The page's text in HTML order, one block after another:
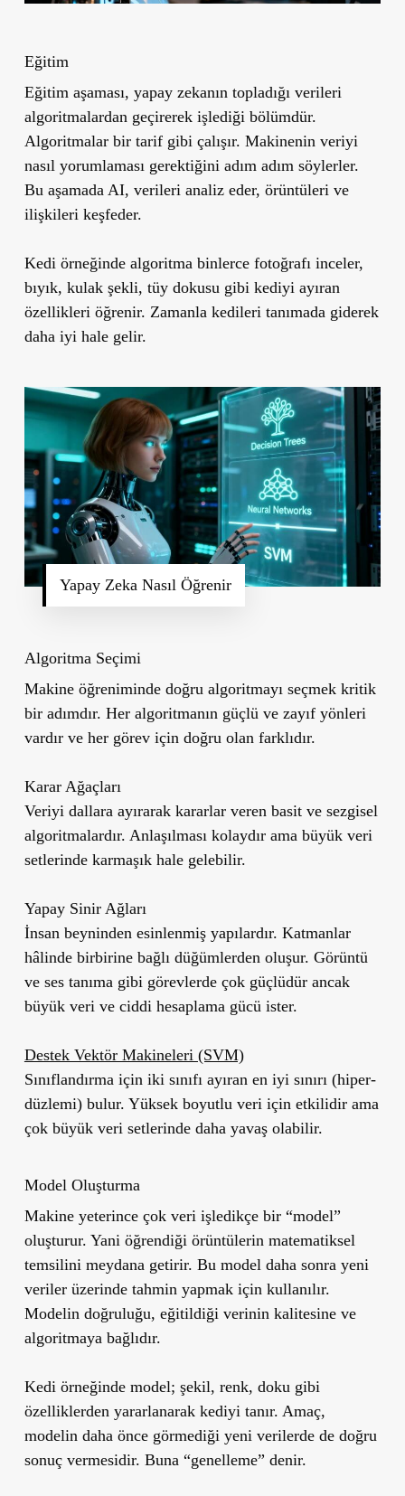
Eğitim
Eğitim aşaması, yapay zekanın topladığı verileri
algoritmalardan geçirerek işlediği bölümdür.
Algoritmalar bir tarif gibi çalışır. Makinenin veriyi
nasıl yorumlaması gerektiğini adım adım söylerler.
Bu aşamada AI, verileri analiz eder, örüntüleri ve
ilişkileri keşfeder.
Kedi örneğinde algoritma binlerce fotoğrafı inceler,
bıyık, kulak şekli, tüy dokusu gibi kediyi ayıran
özellikleri öğrenir. Zamanla kedileri tanımada giderek
daha iyi hale gelir.
Yapay Zeka Nasıl Öğrenir
Algoritma Seçimi
Makine öğreniminde doğru algoritmayı seçmek kritik
bir adımdır. Her algoritmanın güçlü ve zayıf yönleri
vardır ve her görev için doğru olan farklıdır.
Karar Ağaçları
Veriyi dallara ayırarak kararlar veren basit ve sezgisel
algoritmalardır. Anlaşılması kolaydır ama büyük veri
setlerinde karmaşık hale gelebilir.
Yapay Sinir Ağları
İnsan beyninden esinlenmiş yapılardır. Katmanlar
hâlinde birbirine bağlı düğümlerden oluşur. Görüntü
ve ses tanıma gibi görevlerde çok güçlüdür ancak
büyük veri ve ciddi hesaplama gücü ister.
Destek Vektör Makineleri (SVM)
Sınıflandırma için iki sınıfı ayıran en iyi sınırı (hiper-
düzlemi) bulur. Yüksek boyutlu veri için etkilidir ama
çok büyük veri setlerinde daha yavaş olabilir.
Model Oluşturma
Makine yeterince çok veri işledikçe bir “model”
oluşturur. Yani öğrendiği örüntülerin matematiksel
temsilini meydana getirir. Bu model daha sonra yeni
veriler üzerinde tahmin yapmak için kullanılır.
Modelin doğruluğu, eğitildiği verinin kalitesine ve
algoritmaya bağlıdır.
Kedi örneğinde model; şekil, renk, doku gibi
özelliklerden yararlanarak kediyi tanır. Amaç,
modelin daha önce görmediği yeni verilerde de doğru
sonuç vermesidir. Buna “genelleme” denir.